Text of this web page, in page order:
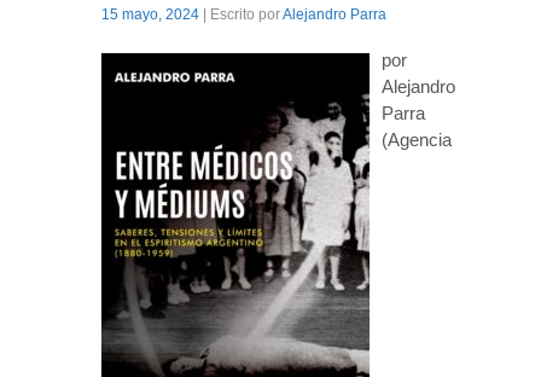
15 mayo, 2024 | Escrito porAlejandro Parra
por
Alejandro
Parra
(Agencia